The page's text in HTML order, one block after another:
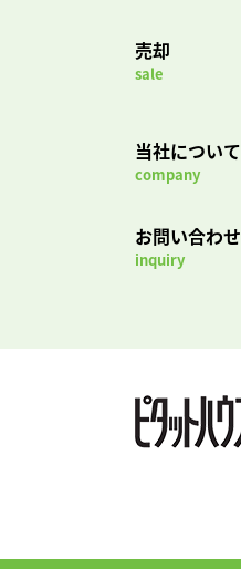
売却
sale
当社について
company
お問い合わせ
inquiry